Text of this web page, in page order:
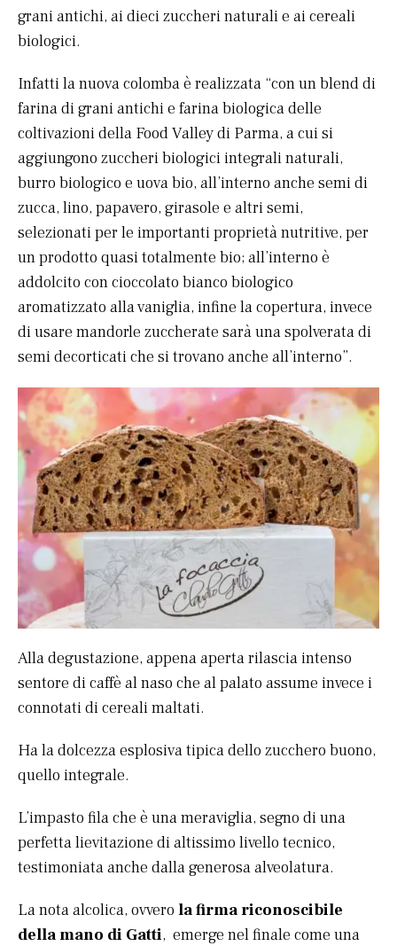
grani antichi, ai dieci zuccheri naturali e ai cereali
biologici.
Infatti la nuova colomba è realizzata “con un blend di
farina di grani antichi e farina biologica delle
coltivazioni della Food Valley di Parma, a cui si
aggiungono zuccheri biologici integrali naturali,
burro biologico e uova bio, all’interno anche semi di
zucca, lino, papavero, girasole e altri semi,
selezionati per le importanti proprietà nutritive, per
un prodotto quasi totalmente bio; all’interno è
addolcito con cioccolato bianco biologico
aromatizzato alla vaniglia, infine la copertura, invece
di usare mandorle zuccherate sarà una spolverata di
semi decorticati che si trovano anche all’interno”.
Alla degustazione, appena aperta rilascia intenso
sentore di caffè al naso che al palato assume invece i
connotati di cereali maltati.
Ha la dolcezza esplosiva tipica dello zucchero buono,
quello integrale.
L’impasto fila che è una meraviglia, segno di una
perfetta lievitazione di altissimo livello tecnico,
testimoniata anche dalla generosa alveolatura.
La nota alcolica, ovvero la firma riconoscibile
della mano di Gatti, emerge nel finale come una